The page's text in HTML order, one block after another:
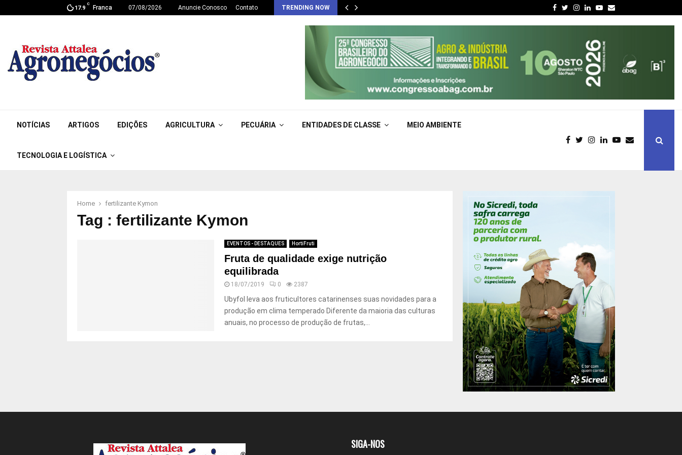
17.9
C
Franca 07/08/2026 Anuncie Conosco Contato TRENDING NOW Facebook
Twitter
Instagram
LinkedinYoutube
Email
NOTÍCIAS ARTIGOS EDIÇÕES AGRICULTURA PECUÁRIA ENTIDADES DE CLASSE MEIO AMBIENTE
TECNOLOGIA E LOGÍSTICA
Home fertilizante Kymon
Tag : fertilizante Kymon
EVENTOS - DESTAQUES HortiFruti
Fruta de qualidade exige nutrição
equilibrada
18/07/2019 0 2387
Ubyfol leva aos fruticultores catarinenses suas novidades para a
produção em clima temperado Diferente da maioria das culturas
anuais, no processo de produção de frutas,...
SIGA-NOS